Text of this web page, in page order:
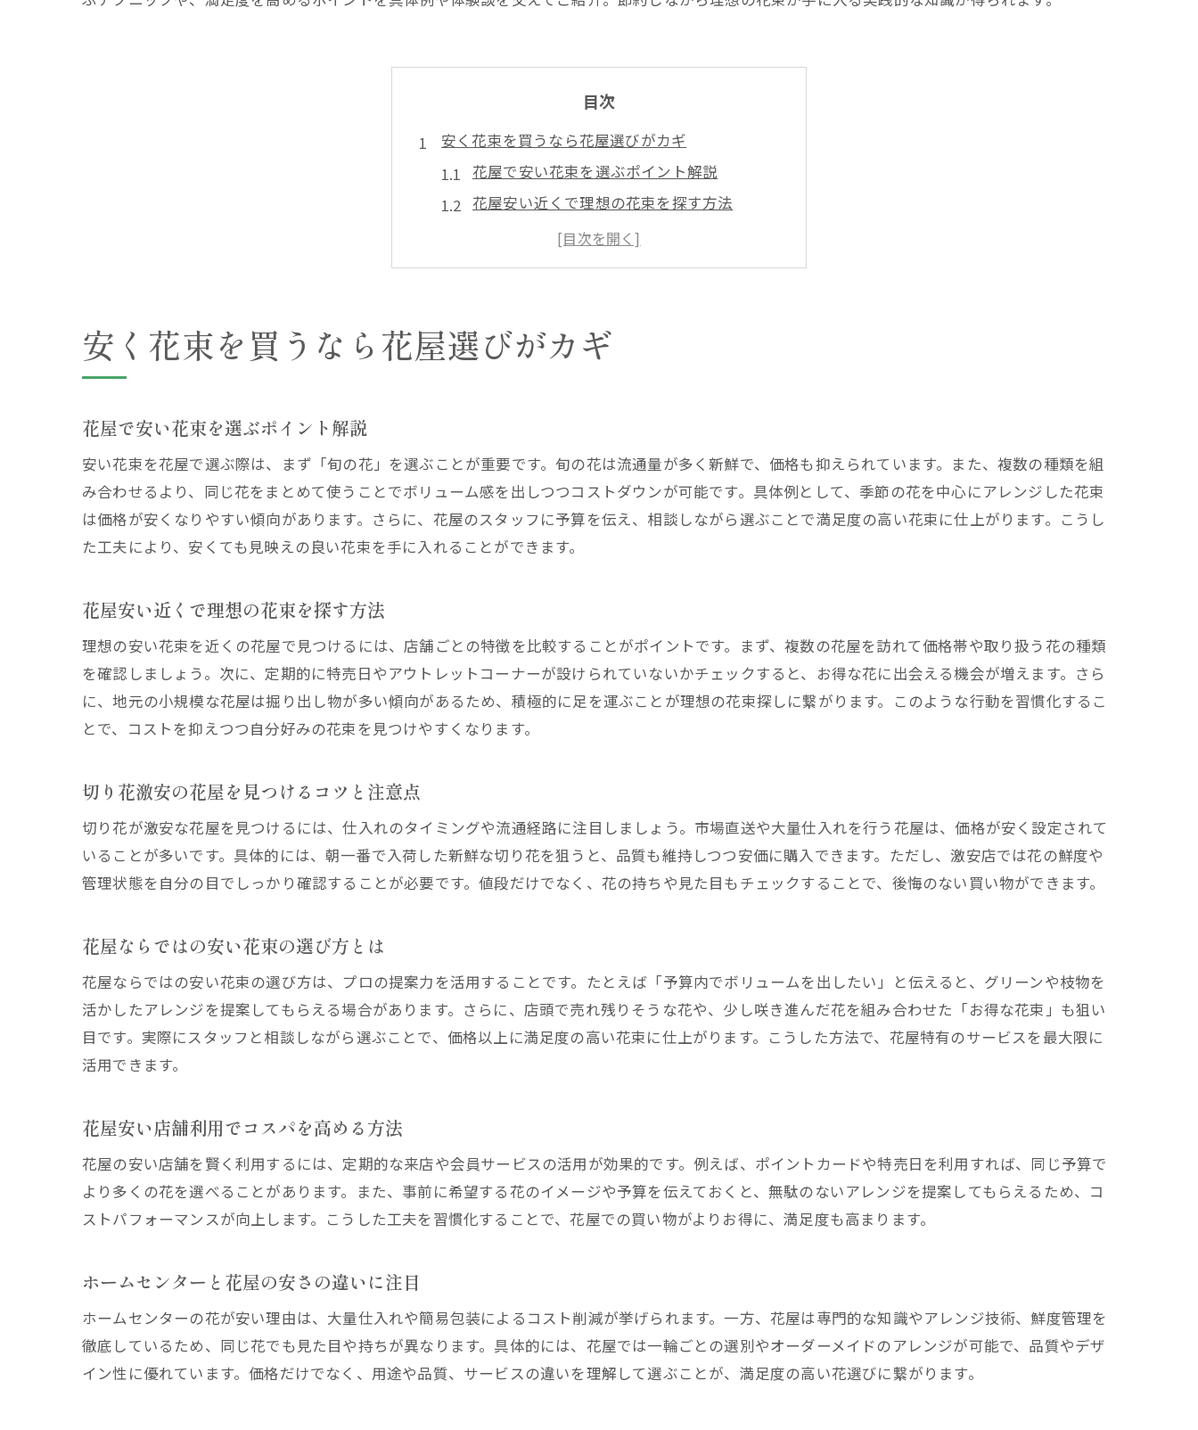
目次
安く花束を買うなら花屋選びがカギ
花屋で安い花束を選ぶポイント解説
花屋安い近くで理想の花束を探す方法
切り花激安の花屋を見つけるコツと注意点
花屋ならではの安い花束の選び方とは
ホームセンターと花屋の安さの違いに注目
節約志向の花屋活用法を徹底解説
花屋で予算内の安い花束を作る裏ワザ
花屋安い近くを利用した節約のお得な例
花屋の激安切り花でコスパ良くアレンジ
花屋とホームセンター節約術の比較
花屋安い切り花の選び方とポイント
切り花アウトレットで安い花屋を活用
花屋とスーパーの安さの違いを比較
花屋激安近くの利用で賢く選ぶ方法
花屋安い花束でも見栄えを重視するコツ
切り花激安でも華やかに見せる花屋選び
花屋の安い花束で豪華に演出する方法
ホームセンターより花屋の花束が映える理由
切り花アウトレットでお得に花を楽しむ
花屋切り花アウトレットの活用術紹介
花屋安い花束をアウトレットで手に入れる
ホームセンター切り花と花屋の違い
スーパーの花と花屋の違いを比較検証
花屋とホームセンター安さと品質の差とは
花屋で選ぶべき安い花の特徴とは何か
安く花束を買うなら花屋選びがカギ
花屋で安い花束を選ぶポイント解説
安い花束を花屋で選ぶ際は、まず「旬の花」を選ぶことが重要です。旬の花は流通量が多く新鮮で、価格も抑えられています。また、複数の種類を組
み合わせるより、同じ花をまとめて使うことでボリューム感を出しつつコストダウンが可能です。具体例として、季節の花を中心にアレンジした花束
は価格が安くなりやすい傾向があります。さらに、花屋のスタッフに予算を伝え、相談しながら選ぶことで満足度の高い花束に仕上がります。こうし
た工夫により、安くても見映えの良い花束を手に入れることができます。
花屋安い近くで理想の花束を探す方法
理想の安い花束を近くの花屋で見つけるには、店舗ごとの特徴を比較することがポイントです。まず、複数の花屋を訪れて価格帯や取り扱う花の種類
を確認しましょう。次に、定期的に特売日やアウトレットコーナーが設けられていないかチェックすると、お得な花に出会える機会が増えます。さら
に、地元の小規模な花屋は掘り出し物が多い傾向があるため、積極的に足を運ぶことが理想の花束探しに繋がります。このような行動を習慣化するこ
とで、コストを抑えつつ自分好みの花束を見つけやすくなります。
切り花激安の花屋を見つけるコツと注意点
切り花が激安な花屋を見つけるには、仕入れのタイミングや流通経路に注目しましょう。市場直送や大量仕入れを行う花屋は、価格が安く設定されて
いることが多いです。具体的には、朝一番で入荷した新鮮な切り花を狙うと、品質も維持しつつ安価に購入できます。ただし、激安店では花の鮮度や
管理状態を自分の目でしっかり確認することが必要です。値段だけでなく、花の持ちや見た目もチェックすることで、後悔のない買い物ができます。
花屋ならではの安い花束の選び方とは
花屋ならではの安い花束の選び方は、プロの提案力を活用することです。たとえば「予算内でボリュームを出したい」と伝えると、グリーンや枝物を
活かしたアレンジを提案してもらえる場合があります。さらに、店頭で売れ残りそうな花や、少し咲き進んだ花を組み合わせた「お得な花束」も狙い
目です。実際にスタッフと相談しながら選ぶことで、価格以上に満足度の高い花束に仕上がります。こうした方法で、花屋特有のサービスを最大限に
活用できます。
花屋安い店舗利用でコスパを高める方法
花屋の安い店舗を賢く利用するには、定期的な来店や会員サービスの活用が効果的です。例えば、ポイントカードや特売日を利用すれば、同じ予算で
より多くの花を選べることがあります。また、事前に希望する花のイメージや予算を伝えておくと、無駄のないアレンジを提案してもらえるため、コ
ストパフォーマンスが向上します。こうした工夫を習慣化することで、花屋での買い物がよりお得に、満足度も高まります。
ホームセンターと花屋の安さの違いに注目
ホームセンターの花が安い理由は、大量仕入れや簡易包装によるコスト削減が挙げられます。一方、花屋は専門的な知識やアレンジ技術、鮮度管理を
徹底しているため、同じ花でも見た目や持ちが異なります。具体的には、花屋では一輪ごとの選別やオーダーメイドのアレンジが可能で、品質やデザ
イン性に優れています。価格だけでなく、用途や品質、サービスの違いを理解して選ぶことが、満足度の高い花選びに繋がります。